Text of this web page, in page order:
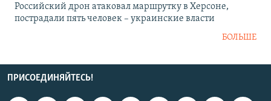
Российский дрон атаковал маршрутку в Херсоне,
пострадали пять человек – украинские власти
БОЛЬШЕ
ПРИСОЕДИНЯЙТЕСЬ!